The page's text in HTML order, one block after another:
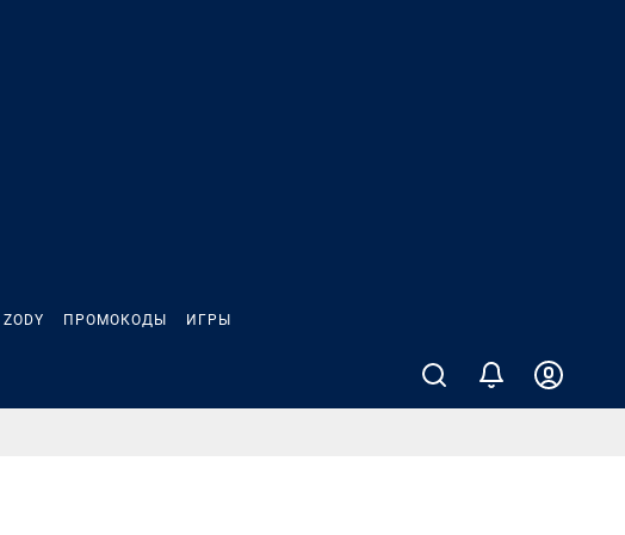
ZODY ПРОМОКОДЫ ИГРЫ